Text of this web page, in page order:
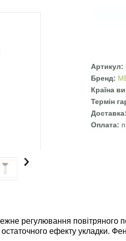
Артикул:
Бренд:
Країна
Термін
Оплата:
регулювання повітряного
ефекту укладки.